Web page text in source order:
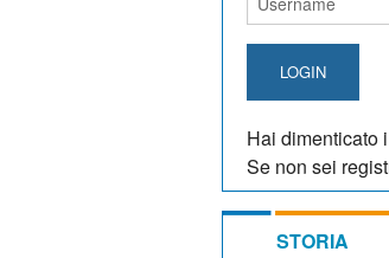
LOGIN
Hai dimenticato
Se non sei
STORIA